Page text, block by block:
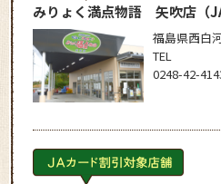
みりょく満点物語 矢吹店（
福島県西白
TEL
0248-42-